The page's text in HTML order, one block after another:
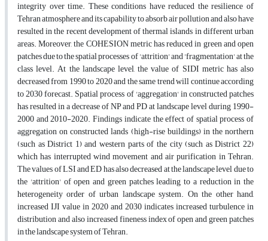
integrity over time. These conditions have reduced the resilience of
Tehran atmosphere and its capability to absorb air pollution and also have
resulted in the recent development of thermal islands in different urban
areas. Moreover, the COHESION metric has reduced in green and open
patches due to the spatial processes of 'attrition' and 'fragmentation' at the
class level. At the landscape level, the value of SIDI metric has also
decreased from 1990 to 2020 and the same trend will continue according
to 2030 forecast. Spatial process of 'aggregation' in constructed patches
has resulted in a decrease of NP and PD at landscape level during 1990-
2000 and 2010-2020. Findings indicate the effect of spatial process of
aggregation on constructed lands (high-rise buildings) in the northern
(such as District 1) and western parts of the city (such as District 22)
which has interrupted wind movement and air purification in Tehran.
The values of LSI and ED has also decreased at the landscape level due to
the 'attrition' of open and green patches leading to a reduction in the
heterogeneity order of urban landscape system. On the other hand,
increased IJI value in 2020 and 2030 indicates increased turbulence in
distribution and also increased fineness index of open and green patches
in the landscape system of Tehran.